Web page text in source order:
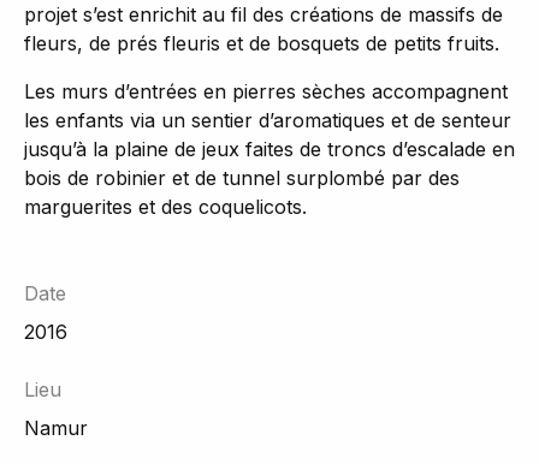
projet s’est enrichit au fil des créations de massifs de
fleurs, de prés fleuris et de bosquets de petits fruits.
Les murs d’entrées en pierres sèches accompagnent
les enfants via un sentier d’aromatiques et de senteur
jusqu’à la plaine de jeux faites de troncs d’escalade en
bois de robinier et de tunnel surplombé par des
marguerites et des coquelicots.
Date
2016
Lieu
Namur